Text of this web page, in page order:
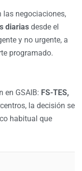
las negociaciones,
diarias desde el
y no urgente, a
programado.
en GSAIB: FS-TES,
la decisión se
habitual que